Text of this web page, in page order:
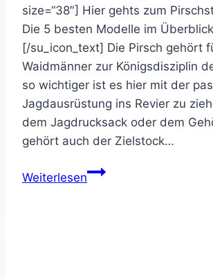
size=“38″] Hier gehts zum
Die 5 besten Modelle im Überblick
[/su_icon_text] Die Pirsch gehört
Waidmänner zur Königsdisziplin
so wichtiger ist es hier mit der
Jagdausrüstung ins Revier zu
dem Jagdrucksack oder dem
gehört auch der Zielstock…
WeiterlesenDer